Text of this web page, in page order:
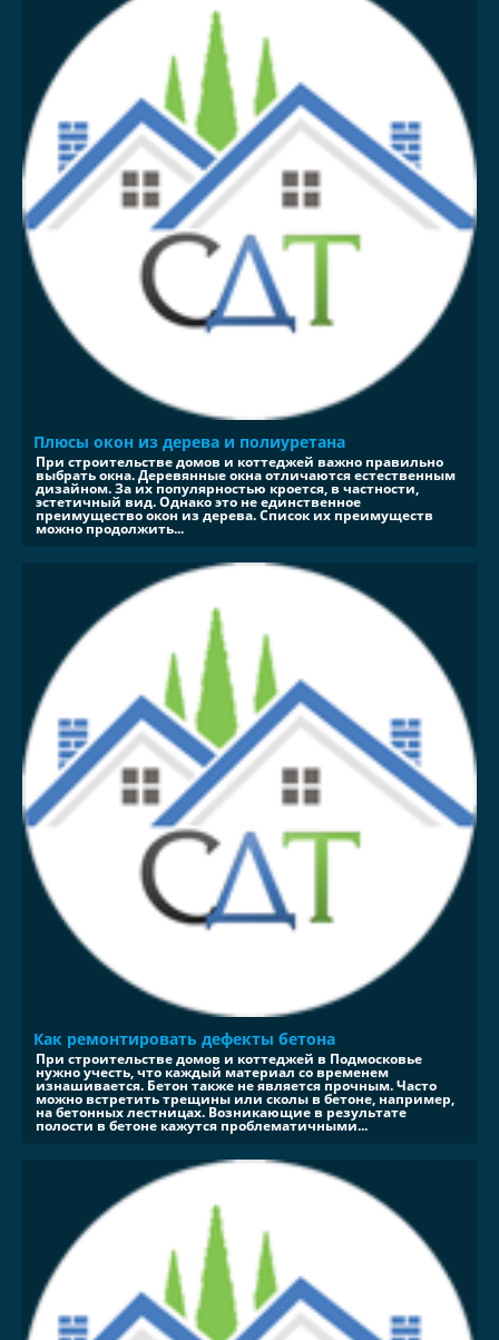
Плюсы окон из дерева и полиуретана
При строительстве домов и коттеджей важно правильно
выбрать окна. Деревянные окна отличаются естественным
дизайном. За их популярностью кроется, в частности,
эстетичный вид. Однако это не единственное
преимущество окон из дерева. Список их преимуществ
можно продолжить...
Как ремонтировать дефекты бетона
При строительстве домов и коттеджей в Подмосковье
нужно учесть, что каждый материал со временем
изнашивается. Бетон также не является прочным. Часто
можно встретить трещины или сколы в бетоне, например,
на бетонных лестницах. Возникающие в результате
полости в бетоне кажутся проблематичными...